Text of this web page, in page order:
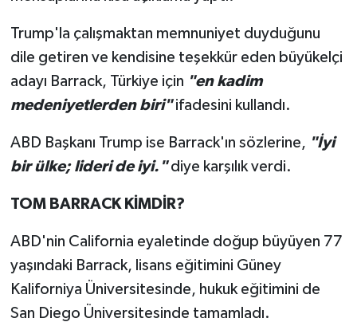
Trump'la çalışmaktan memnuniyet duyduğunu
dile getiren ve kendisine teşekkür eden büyükelçi
adayı Barrack, Türkiye için "en kadim
medeniyetlerden biri"ifadesini kullandı.
ABD Başkanı Trump ise Barrack'ın sözlerine, "İyi
bir ülke; lideri de iyi."diye karşılık verdi.
TOM BARRACK KİMDİR?
ABD'nin California eyaletinde doğup büyüyen 77
yaşındaki Barrack, lisans eğitimini Güney
Kaliforniya Üniversitesinde, hukuk eğitimini de
San Diego Üniversitesinde tamamladı.